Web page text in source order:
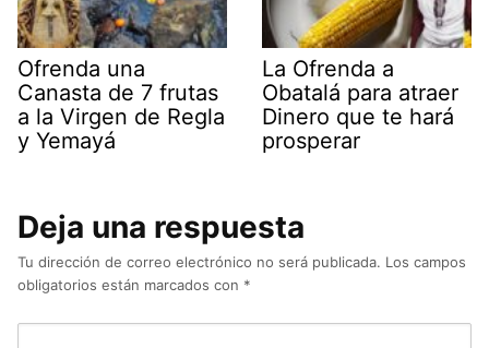
Ofrenda una
Canasta de 7 frutas
a la Virgen de Regla
y Yemayá
La Ofrenda a
Obatalá para atraer
Dinero que te hará
prosperar
Deja una respuesta
Tu dirección de correo electrónico no será publicada. Los campos
obligatorios están marcados con *